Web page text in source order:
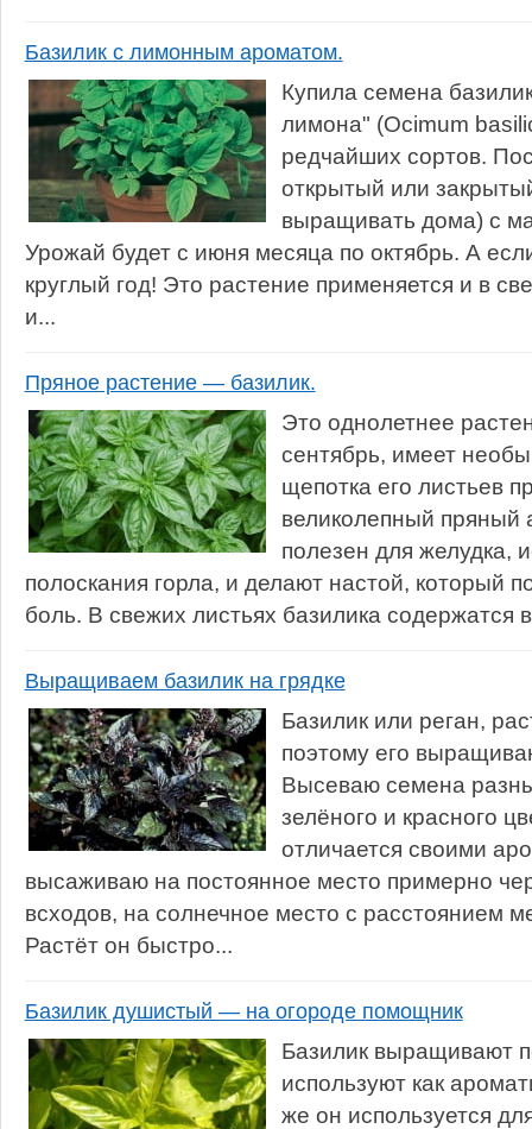
Базилик с лимонным ароматом.
Купила семена
лимона" (Ocimum
редчайших сортов.
открытый или
выращивать дома) с
Урожай будет с июня месяца по октябрь. А
круглый год! Это растение применяется и в
и...
Пряное растение — базилик.
Это однолетнее
сентябрь, имеет
щепотка его листьев
великолепный пряный
полезен для желудка,
полоскания горла, и делают настой, который
боль. В свежих листьях базилика
Выращиваем базилик на грядке
Базилик или реган,
поэтому его
Высеваю семена
зелёного и красного
отличается своими
высаживаю на постоянное место примерно
всходов, на солнечное место с расстоянием
Растёт он быстро...
Базилик душистый — на огороде помощник
Базилик выращивают
используют как
же он используется